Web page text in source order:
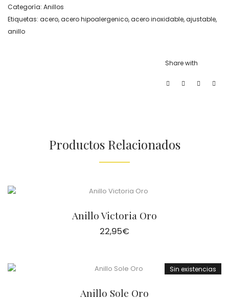
Categoría: Anillos
Etiquetas: acero,acero hipoalergenico,acero inoxidable,ajustable,
anillo
Share with
Productos Relacionados
Anillo Victoria Oro
22,95€
Sin existencias
Anillo Sole Oro